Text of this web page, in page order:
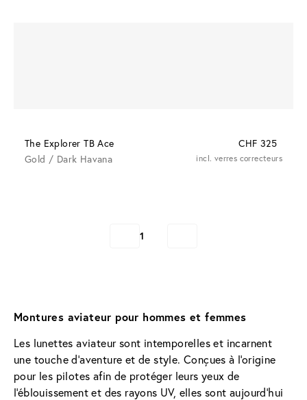
The Explorer TB Ace
CHF 325
Gold / Dark Havana
incl. verres correcteurs
1
Montures aviateur pour hommes et femmes
Les lunettes aviateur sont intemporelles et incarnent
une touche d'aventure et de style. Conçues à l'origine
pour les pilotes afin de protéger leurs yeux de
l'éblouissement et des rayons UV, elles sont aujourd'hui